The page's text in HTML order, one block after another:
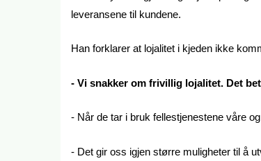
leveransene til kundene.
Han forklarer at lojalitet i kjeden ikke
- Vi snakker om frivillig lojalitet. Det
- Når de tar i bruk fellestjenestene våre
- Det gir oss igjen større muligheter til å